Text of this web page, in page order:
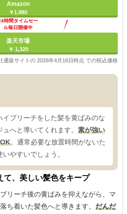
Amazon
￥1,980
時間タイムセー
ル毎日開催中
楽天市場
￥ 1,320
通販サイトの 2026年4月16日時点 での税込価格
ブリーチをした髪を黄ばみのな
へと導いてくれます。 素が強い
。通常必要な放置時間がないた
やすいでしょう。
て、美しい髪色をキープ
リーチ後の黄ばみを抑えながら、マ
ち着いた髪色へと導きます。 だんだ